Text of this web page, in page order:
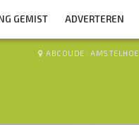
GEMIST ADVERTEREN
ABCOUDE ·